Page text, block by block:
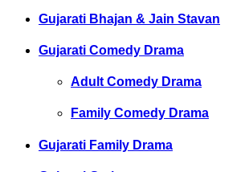
Gujarati Bhajan & Jain Stavan
Gujarati Comedy Drama
Adult Comedy Drama
Family Comedy Drama
Gujarati Family Drama